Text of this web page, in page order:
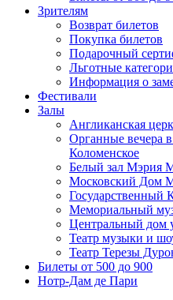
Зрителям
Возврат билетов
Покупка билетов
Подарочный
Льготные
Информация о
Фестивали
Залы
Англиканская
Органные вечера
Коломенское
Белый зал Мэрия
Московский Дом
Государственный
Мемориальный
Центральный дом
Театр музыки и
Театр Терезы
Билеты от 500 до 900
Нотр-Дам де Пари